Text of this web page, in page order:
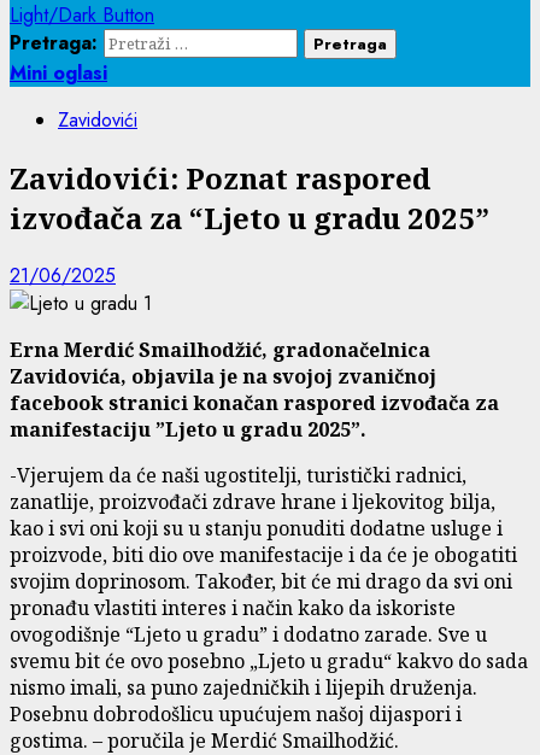
Light/Dark Button
Pretraga:
Mini oglasi
Zavidovići
Zavidovići: Poznat raspored
izvođača za “Ljeto u gradu 2025”
21/06/2025
Erna Merdić Smailhodžić, gradonačelnica
Zavidovića, objavila je na svojoj zvaničnoj
facebook stranici konačan raspored izvođača za
manifestaciju ”Ljeto u gradu 2025”.
-Vjerujem da će naši ugostitelji, turistički radnici,
zanatlije, proizvođači zdrave hrane i ljekovitog bilja,
kao i svi oni koji su u stanju ponuditi dodatne usluge i
proizvode, biti dio ove manifestacije i da će je obogatiti
svojim doprinosom. Također, bit će mi drago da svi oni
pronađu vlastiti interes i način kako da iskoriste
ovogodišnje “Ljeto u gradu” i dodatno zarade. Sve u
svemu bit će ovo posebno „Ljeto u gradu“ kakvo do sada
nismo imali, sa puno zajedničkih i lijepih druženja.
Posebnu dobrodošlicu upućujem našoj dijaspori i
gostima. – poručila je Merdić Smailhodžić.